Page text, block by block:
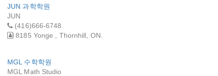
JUN 과학학원
JUN
(416)666-6748
8185 Yonge , Thornhill, ON.
MGL 수학학원
MGL Math Studio